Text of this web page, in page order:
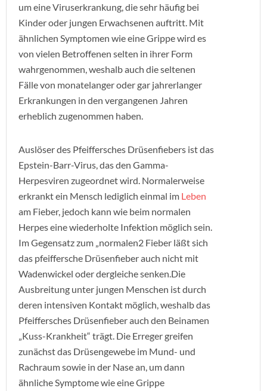
um eine Viruserkrankung, die sehr häufig bei
Kinder oder jungen Erwachsenen auftritt. Mit
ähnlichen Symptomen wie eine Grippe wird es
von vielen Betroffenen selten in ihrer Form
wahrgenommen, weshalb auch die seltenen
Fälle von monatelanger oder gar jahrerlanger
Erkrankungen in den vergangenen Jahren
erheblich zugenommen haben.
Auslöser des Pfeiffersches Drüsenfiebers ist das
Epstein-Barr-Virus, das den Gamma-
Herpesviren zugeordnet wird. Normalerweise
erkrankt ein Mensch lediglich einmal im Leben
am Fieber, jedoch kann wie beim normalen
Herpes eine wiederholte Infektion möglich sein.
Im Gegensatz zum „normalen2 Fieber läßt sich
das pfeiffersche Drüsenfieber auch nicht mit
Wadenwickel oder dergleiche senken.Die
Ausbreitung unter jungen Menschen ist durch
deren intensiven Kontakt möglich, weshalb das
Pfeiffersches Drüsenfieber auch den Beinamen
„Kuss-Krankheit“ trägt. Die Erreger greifen
zunächst das Drüsengewebe im Mund- und
Rachraum sowie in der Nase an, um dann
ähnliche Symptome wie eine Grippe